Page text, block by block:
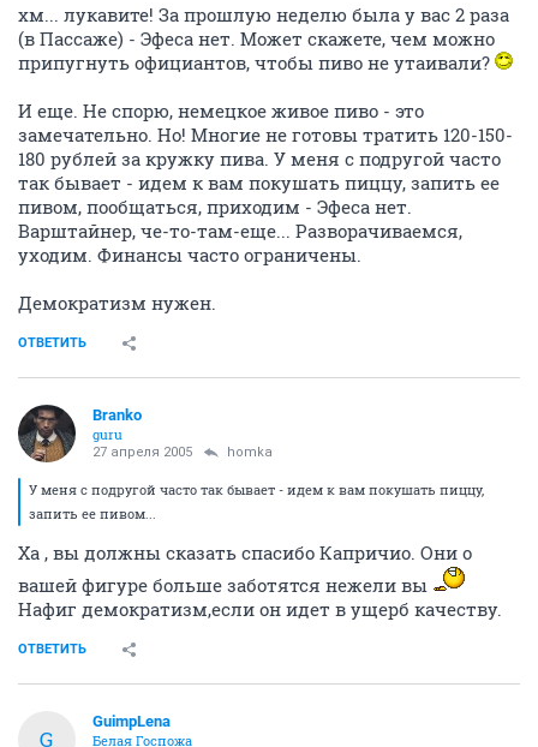
хм... лукавите! За прошлую неделю была у вас 2 раза
(в Пассаже) - Эфеса нет. Может скажете, чем можно
припугнуть официантов, чтобы пиво не утаивали?
И еще. Не спорю, немецкое живое пиво - это
замечательно. Но! Многие не готовы тратить 120-150-
180 рублей за кружку пива. У меня с подругой часто
так бывает - идем к вам покушать пиццу, запить ее
пивом, пообщаться, приходим - Эфеса нет.
Варштайнер, че-то-там-еще... Разворачиваемся,
уходим. Финансы часто ограничены.
Демократизм нужен.
ОТВЕТИТЬ
Branko
guru
27 апреля 2005 homka
У меня с подругой часто так бывает - идем к вам покушать пиццу,
запить ее пивом...
Ха , вы должны сказать спасибо Капричио. Они о
вашей фигуре больше заботятся нежели вы
Нафиг демократизм,если он идет в ущерб качеству.
ОТВЕТИТЬ
G
GuimpLena
Белая Госпожа